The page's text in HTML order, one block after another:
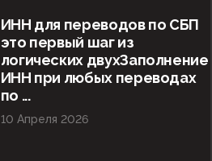
ИНН для переводов по СБП
это первый шаг из
логических двухЗаполнение
ИНН при любых переводах
по ...
10 Апреля 2026